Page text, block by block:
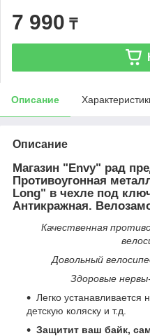
7 990 ₸
Описание
Описание
Магазин "Envy" рад
Противоугонная
Long" в чехле под
Антикражная.
Качественная
Довольный
Здоровые
Легко устанавливается
детскую коляску и т.д.
Защитит ваш байк,